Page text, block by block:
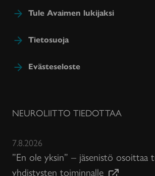
Tule Avaimen lukijaksi
Tietosuoja
Evästeseloste
NEUROLIITTO TIEDOTTAA
7.8.2026
”En ole yksin” – jäsenistö osoittaa
yhdistysten toiminnalle